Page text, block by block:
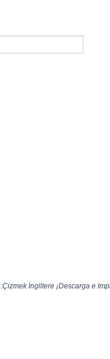
:Çizmek İngiltere ¡Descarga e